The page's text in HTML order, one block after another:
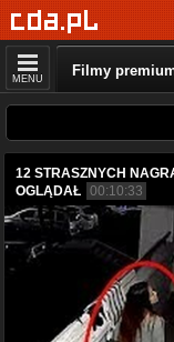
MENU Filmy
12 STRASZNYCH
OGLĄDAŁ 00:10:33